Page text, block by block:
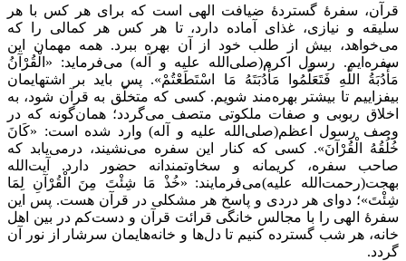
قرآن، سفرۀ گستردۀ ضیافت الهی است که برای هر کس با هر
سلیقه و نیازی، غذای آماده دارد، تا هر کس هر کمالی را که
می‌خواهد، بیش از طلب خود از آن بهره ببرد. همه مهمان این
سفره‌ایم. رسول اکرم(صلی‌الله علیه و آله) می‌فرماید: «الْقُرْآنُ
مَأْدُبَةُ اللَّهِ فَتَعَلَّمُوا مَأْدُبَتَهُ مَا اسْتَطَعْتُمْ». پس باید بر اشتهایمان
بیفزاییم تا بیشتر بهره‌مند شویم. کسی که متخلّق به قرآن شود، به
اخلاق ربوبی و صفات ملکوتی متصف می‌گردد؛ همان‌گونه که در
وصف رسول اعظم(صلی‌الله علیه و آله) وارد شده است: «کَانَ
خُلُقُهُ الْقُرْآنَ». کسی که کنار این سفره می‌نشیند، درمی‌یابد که
صاحب سفره، کریمانه و سخاوتمندانه حضور دارد. آیت‌الله
بهجت(رحمت‌الله علیه)می‌فرمایند: «خُذْ مَا شِئْتَ مِنَ الْقُرْآنِ لِمَا
شِئْتَ»؛ دوای هر دردی و پاسخ هر مشکلی در قرآن هست. پس این
سفرۀ الهی را با مجالس خانگی قرائت قرآن و دست‌کم در بین اهل
خانه، هر شب گسترده کنیم تا دل‌ها و خانه‌هایمان سرشار از نور آن
گردد.